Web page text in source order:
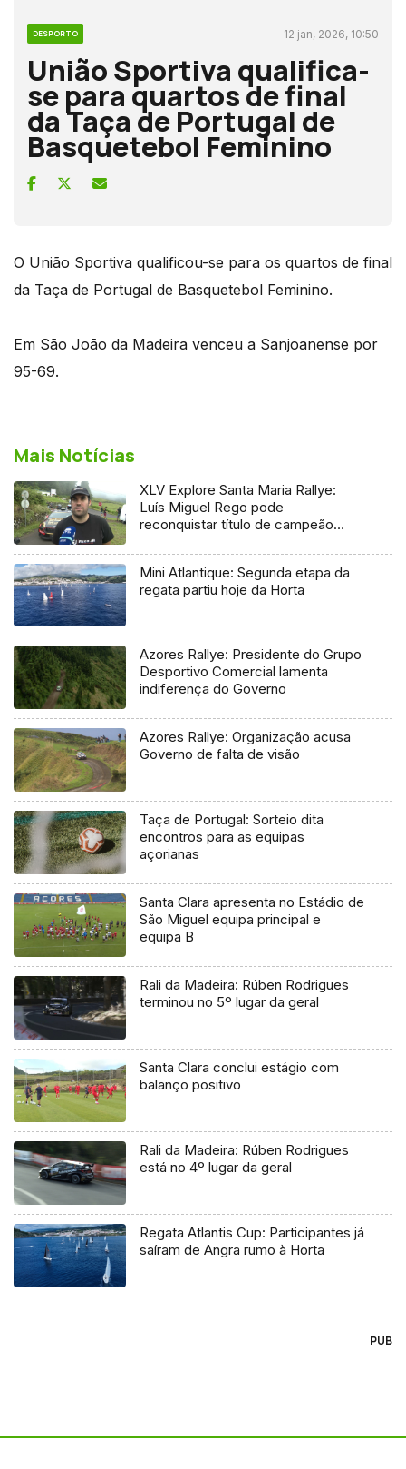
DESPORTO 12 jan, 2026, 10:50
União Sportiva qualifica-
se para quartos de final
da Taça de Portugal de
Basquetebol Feminino
O União Sportiva qualificou-se para os quartos de final
da Taça de Portugal de Basquetebol Feminino.
Em São João da Madeira venceu a Sanjoanense por
95-69.
Mais Notícias
XLV Explore Santa Maria Rallye:
Luís Miguel Rego pode
reconquistar título de campeão
Mini Atlantique: Segunda etapa da
regata partiu hoje da Horta
Azores Rallye: Presidente do Grupo
Desportivo Comercial lamenta
indiferença do Governo
Azores Rallye: Organização acusa
Governo de falta de visão
Taça de Portugal: Sorteio dita
encontros para as equipas
açorianas
Santa Clara apresenta no Estádio de
São Miguel equipa principal e
equipa B
Rali da Madeira: Rúben Rodrigues
terminou no 5º lugar da geral
Santa Clara conclui estágio com
balanço positivo
Rali da Madeira: Rúben Rodrigues
está no 4º lugar da geral
Regata Atlantis Cup: Participantes já
saíram de Angra rumo à Horta
PUB